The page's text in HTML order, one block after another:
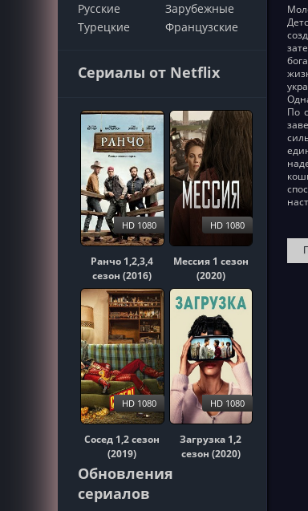
Русские
Зарубежные
Турецкие
Французские
Сериалы от Netflix
Ранчо 1,2,3,4
сезон (2016)
HD 1080
Мессия 1 сезон
(2020)
HD 1080
Сосед 1,2 сезон
(2019)
HD 1080
Загрузка 1,2
сезон (2020)
HD 1080
Обновления
сериалов
По